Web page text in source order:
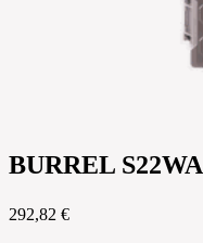
BURREL S22WA
292,82 €